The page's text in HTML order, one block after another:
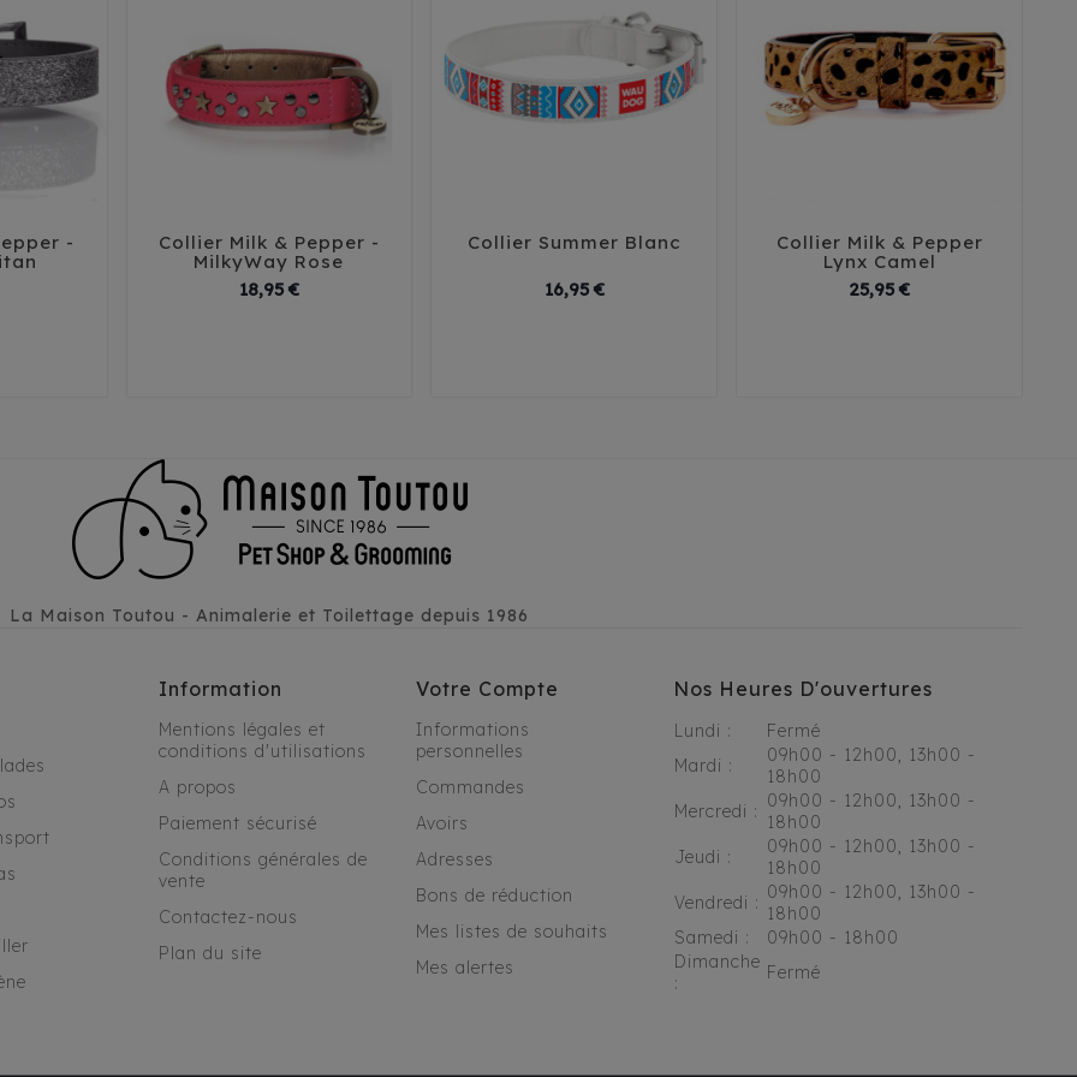

-
  
Collier Milk & Pepper -
MilkyWay Rose
18,95 €Prix
Collier Summer Blanc
1 cm / 19-25 cm
16,95 €Prix
  
Collier Milk & Pepper
Lynx Camel
1,5 cm / 25 cm
1,5 cm / 30 cm
25,95 €Prix
La Maison Toutou - Animalerie et Toilettage depuis 1986
Information
Mentions légales et
conditions d'utilisations
A propos
Paiement sécurisé
Conditions générales de
vente
Contactez-nous
Plan du site
Votre Compte
Informations
personnelles
Commandes
Avoirs
Adresses
Bons de réduction
Mes listes de souhaits
Mes alertes
Nos Heures D'ouvertures
Lundi :
Fermé
Mardi :
09h00 - 12h00, 13h00 -
18h00
Mercredi : 09h00 - 12h00, 13h00 -
18h00
Jeudi :
09h00 - 12h00, 13h00 -
18h00
Vendredi : 09h00 - 12h00, 13h00 -
18h00
Samedi :
09h00 - 18h00
Dimanche
:
Fermé